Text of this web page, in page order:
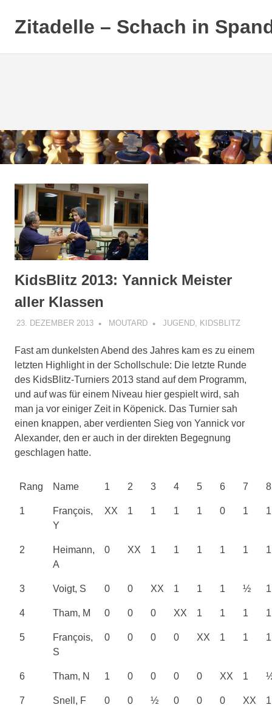
Zum
Inhalt
springen
Zitadelle – Schach in
KidsBlitz 2013: Yannick Meister
aller Klassen
23. DEZEMBER 2013 MOUTARD JUGEND, KIDSBLITZ
Fast am dunkelsten Abend des Jahres kam es zu einem
letzten Highlight in der Schollschule: Die letzte Runde
des KidsBlitz-Turniers 2013 stand auf dem Programm,
und auf was für einem Niveau hier gespielt wird, sah
man ja vor einiger Zeit in Köpenick. Das Turnier sah
einen knappen, aber verdienten Sieg von Yannick vor
Alexander, den er auch in der direkten Begegnung
geschlagen hatte.
Rang Name 1 2 3 4 5 6 7 8
1
François,
Y
XX 1 1 1 1 0 1 1
2
Heimann,
A
0 XX 1 1 1 1 1 1
3 Voigt, S 0 0 XX 1 1 1 ½ 1
4 Tham, M 0 0 0 XX 1 1 1 1
5
François,
S
0 0 0 0 XX 1 1 1
6 Tham, N 1 0 0 0 0 XX 1
7 Snell, F 0 0 ½ 0 0 0 XX 1